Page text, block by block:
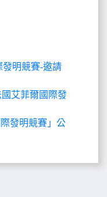
發明競賽-邀請
國艾菲爾國際發
發明競賽」公